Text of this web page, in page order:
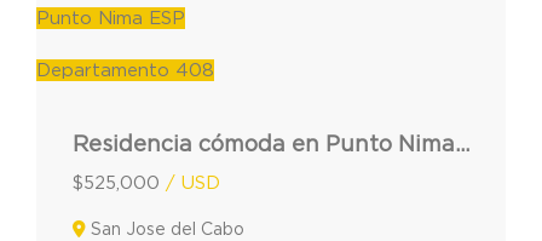
Punto Nima ESP
Departamento 408
Residencia cómoda en Punto Nima 408 en Los Cabos
$525,000 / USD
San Jose del Cabo